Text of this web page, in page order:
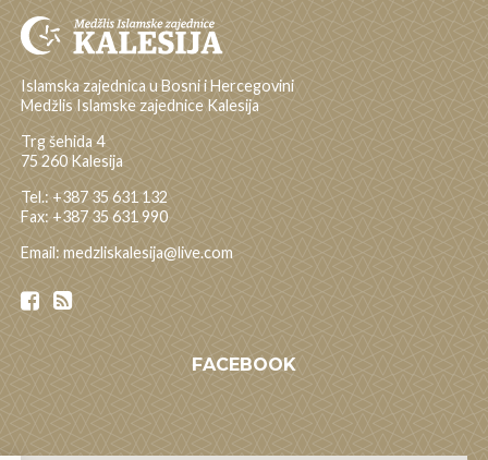
Islamska zajednica u Bosni i Hercegovini
Medžlis Islamske zajednice Kalesija
Trg šehida 4
75 260 Kalesija
Tel.: +387 35 631 132
Fax: +387 35 631 990
Email: medzliskalesija@live.com
FACEBOOK